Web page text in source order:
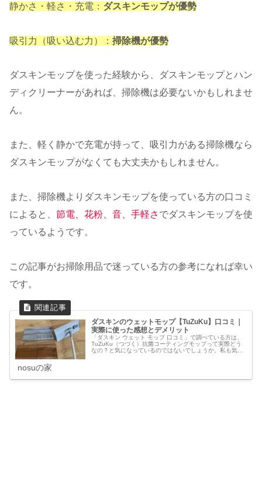
静かさ・軽さ・充電： ダスキンモップが優勢
吸引力（吸い込む力）： 掃除機が優勢
ダスキンモップを使った経験から、ダスキンモップとハン
ディクリーナーがあれば、掃除機は必要ないかもしれませ
ん。
また、軽く静かで充電が持って、吸引力がある掃除機なら
ダスキンモップがなくても大丈夫かもしれません。
また、掃除機よりダスキンモップを使っている方の口コミ
によると、 節電、花粉、音、手軽さ でダスキンモップを使
っているようです。
この記事がお掃除用品で迷っている方の参考になれば幸い
です。
ダスキンのウェットモップ【TuZuKu】口コミ｜
実際に使った感想とデメリット
「ダスキン ウェット モップ 口コミ」で調べている方は、
TuZuKu（つづく）抗菌コーティングモップって実際どう
なの？と気になっているのではないでしょうか。私も気に
nosuの家